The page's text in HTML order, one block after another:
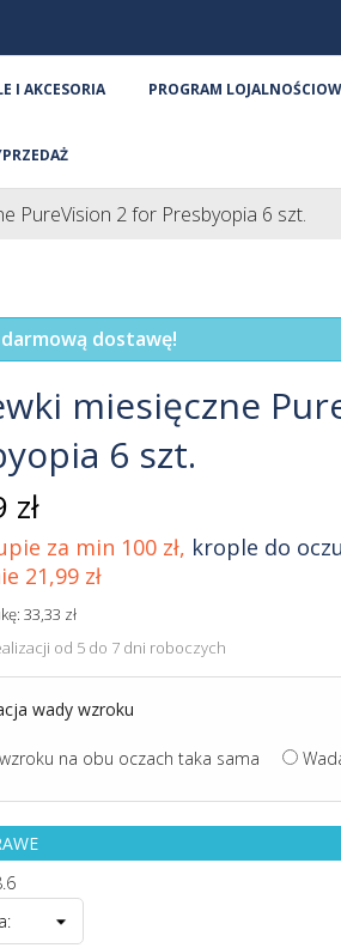
I AKCESORIA PROGRAM
PureVision 2 for Presbyopia 6 szt.
dostawę!
miesięczne
6 szt.
zł
za min 100 zł, krople do
21,99 zł
33,33 zł
od 5 do 7 dni roboczych
wady wzroku
na obu oczach taka sama